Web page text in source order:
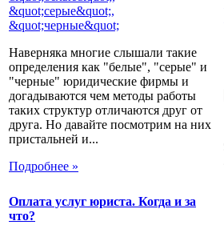
Наверняка многие слышали такие
определения как "белые", "серые" и
"черные" юридические фирмы и
догадываются чем методы работы
таких структур отличаются друг от
друга. Но давайте посмотрим на них
пристальней и...
Подробнее »
Оплата услуг юриста. Когда и за
что?